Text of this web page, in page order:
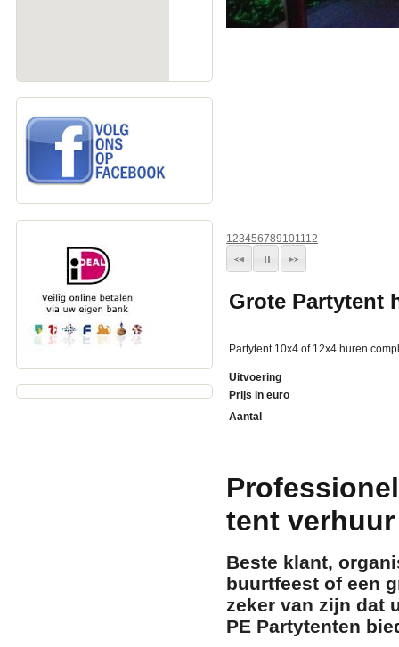
123456789101112
Grote Partytent
Partytent 10x4 of 12x4 huren
Uitvoering
Prijs in euro
Aantal
tent
Beste klant,
buurtfeest of een
zeker van zijn dat
PE Partytenten